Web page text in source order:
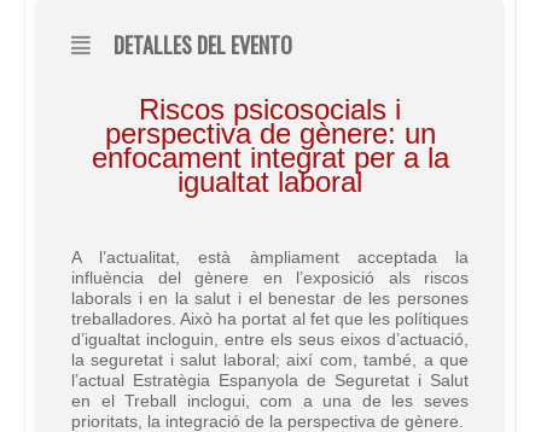
DETALLES DEL EVENTO
Riscos psicosocials i
perspectiva de gènere: un
enfocament integrat per a la
igualtat laboral
A l’actualitat, està àmpliament acceptada la
influència del gènere en l’exposició als riscos
laborals i en la salut i el benestar de les persones
treballadores. Això ha portat al fet que les polítiques
d’igualtat incloguin, entre els seus eixos d’actuació,
la seguretat i salut laboral; així com, també, a que
l’actual Estratègia Espanyola de Seguretat i Salut
en el Treball inclogui, com a una de les seves
prioritats, la integració de la perspectiva de gènere.